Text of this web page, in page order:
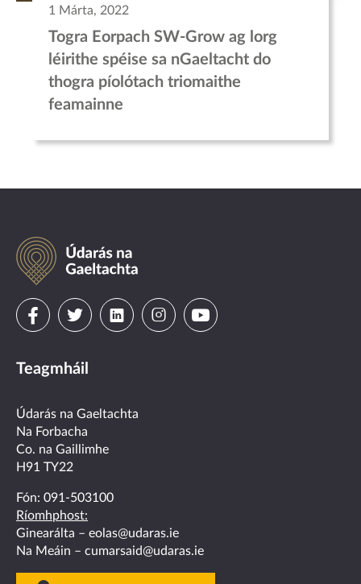
1 Márta, 2022
Togra Eorpach SW-Grow ag lorg
léirithe spéise sa nGaeltacht do
thogra píolótach triomaithe
feamainne
Údarás
na
Gaeltachta
Visit
on
facebook
Visit
on
twitter
Visit
linkedin
VisitVisit
Teagmháil
Údarás na Gaeltachta
Na Forbacha
Co. na Gaillimhe
H91 TY22
Fón: 091-503100
Ríomhphost:
Ginearálta – eolas@udaras.ie
Na Meáin – cumarsaid@udaras.ie